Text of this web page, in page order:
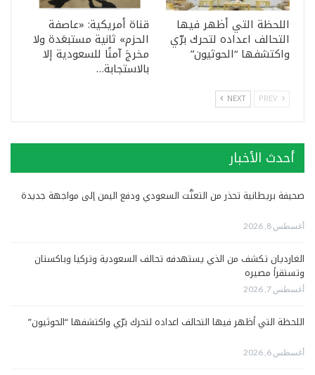
اللحظة التي أظهر فيها
التحالف اعداده لتحرك برّي
واكتشفها “الحوثيون”
قناة أمريكية: «عاصفة
الحزم» ثانية مستبعَدة ولا
مخرجَ آمنًا للسعودية إلا
بالاستجابة…
NEXT
أحدث الأخبار
صحيفة بريطانية تحذر من التعنُّت السعودي ودفع اليمن إلى مواجهة جديدة
أغسطس 8, 2026
الغارديان تكشف من الذي يستهدفه تحالف السعودية وتركيا وباكستان
وتستقرأ مصيره
أغسطس 7, 2026
اللحظة التي أظهر فيها التحالف اعداده لتحرك برّي واكتشفها “الحوثيون”
أغسطس 6, 2026